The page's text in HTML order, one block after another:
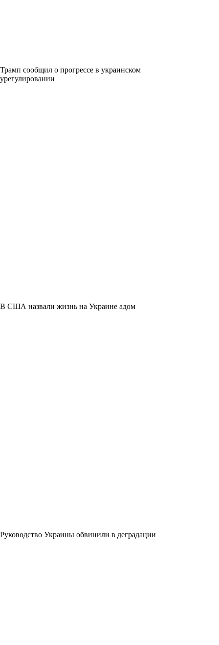
Трамп сообщил о прогрессе в украинском
урегулировании
В США назвали жизнь на Украине адом
Руководство Украины обвинили в деградации